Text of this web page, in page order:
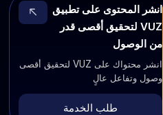
انشر المحتوى على تطبيق
VUZ لتحقيق أقصى قدر
من الوصول
انشر محتواك على VUZ لتحقيق أقصى
وصول وتفاعل عالٍ
طلب الخدمة